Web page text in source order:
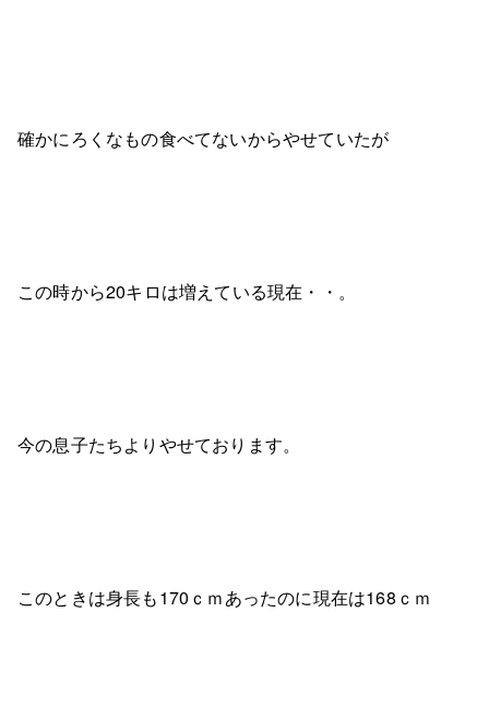
確かにろくなもの食べてないからやせていたが
この時から20キロは増えている現在・・。
今の息子たちよりやせております。
このときは身長も170ｃｍあったのに現在は168ｃｍ